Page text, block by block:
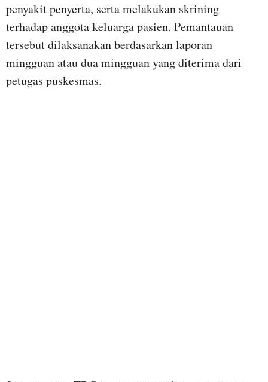
penyakit penyerta, serta melakukan skrining
terhadap anggota keluarga pasien. Pemantauan
tersebut dilaksanakan berdasarkan laporan
mingguan atau dua mingguan yang diterima dari
petugas puskesmas.